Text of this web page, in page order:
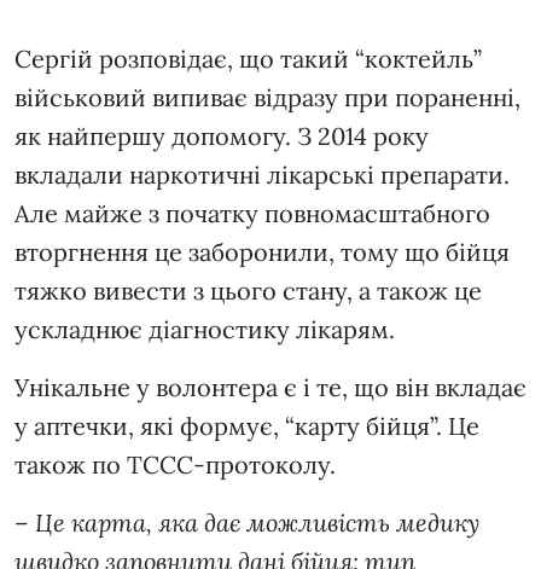
Сергій розповідає, що такий “коктейль”
військовий випиває відразу при пораненні,
як найпершу допомогу. З 2014 року
вкладали наркотичні лікарські препарати.
Але майже з початку повномасштабного
вторгнення це заборонили, тому що бійця
тяжко вивести з цього стану, а також це
ускладнює діагностику лікарям.
Унікальне у волонтера є і те, що він вкладає
у аптечки, які формує, “карту бійця”. Це
також по ТССС-протоколу.
– Це карта, яка дає можливість медику
швидко заповнити дані бійця: тип